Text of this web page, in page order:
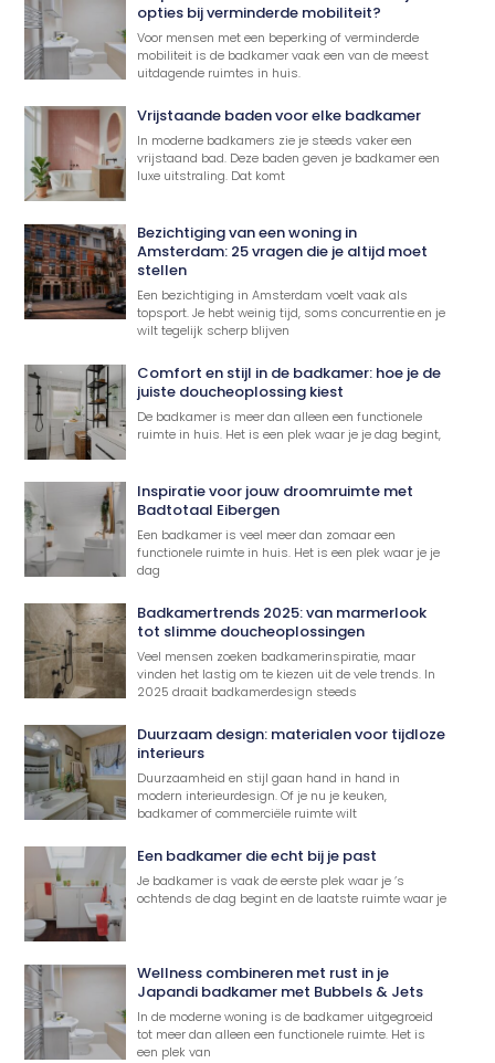
opties bij verminderde mobiliteit?
Voor mensen met een beperking of verminderde
mobiliteit is de badkamer vaak een van de meest
uitdagende ruimtes in huis.
Vrijstaande baden voor elke badkamer
In moderne badkamers zie je steeds vaker een
vrijstaand bad. Deze baden geven je badkamer een
luxe uitstraling. Dat komt
Bezichtiging van een woning in
Amsterdam: 25 vragen die je altijd moet
stellen
Een bezichtiging in Amsterdam voelt vaak als
topsport. Je hebt weinig tijd, soms concurrentie en je
wilt tegelijk scherp blijven
Comfort en stijl in de badkamer: hoe je de
juiste doucheoplossing kiest
De badkamer is meer dan alleen een functionele
ruimte in huis. Het is een plek waar je je dag begint,
Inspiratie voor jouw droomruimte met
Badtotaal Eibergen
Een badkamer is veel meer dan zomaar een
functionele ruimte in huis. Het is een plek waar je je
dag
Badkamertrends 2025: van marmerlook
tot slimme doucheoplossingen
Veel mensen zoeken badkamerinspiratie, maar
vinden het lastig om te kiezen uit de vele trends. In
2025 draait badkamerdesign steeds
Duurzaam design: materialen voor tijdloze
interieurs
Duurzaamheid en stijl gaan hand in hand in
modern interieurdesign. Of je nu je keuken,
badkamer of commerciële ruimte wilt
Een badkamer die echt bij je past
Je badkamer is vaak de eerste plek waar je ’s
ochtends de dag begint en de laatste ruimte waar je
Wellness combineren met rust in je
Japandi badkamer met Bubbels & Jets
In de moderne woning is de badkamer uitgegroeid
tot meer dan alleen een functionele ruimte. Het is
een plek van